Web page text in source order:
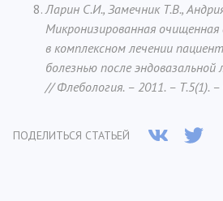
Ларин С.И., Замечник Т.В.,
Микронизированная
в комплексном лечении
болезнью после
// Флебология. – 2011. – Т.5(1).
ПОДЕЛИТЬСЯ СТАТЬЕЙ